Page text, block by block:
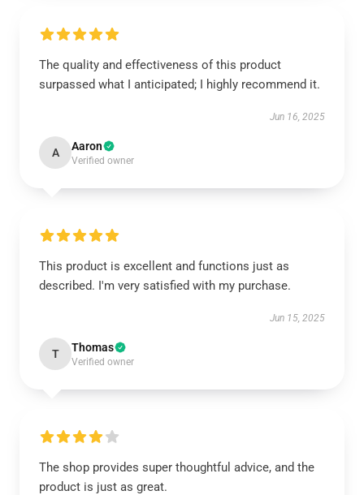
The quality and effectiveness of this product
surpassed what I anticipated; I highly recommend it.
Jun 16, 2025
A Aaron
Verified owner
This product is excellent and functions just as
described. I'm very satisfied with my purchase.
Jun 15, 2025
T Thomas
Verified owner
The shop provides super thoughtful advice, and the
product is just as great.